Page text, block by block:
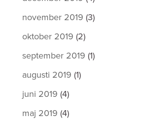
november 2019 (3)
oktober 2019 (2)
september 2019 (1)
augusti 2019 (1)
juni 2019 (4)
maj 2019 (4)